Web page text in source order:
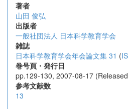
著者
山田 俊弘
出版者
一般社団法人 日本科学教育学会
雑誌
日本科学教育学会年会論文集 31 (
巻号頁・発行日
pp.129-130, 2007-08-17
参考文献数
13